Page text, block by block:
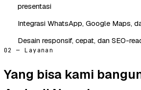
presentasi
Integrasi WhatsApp, Google Maps,
Desain responsif, cepat, dan SEO-
02 — Layanan
Yang bisa kami